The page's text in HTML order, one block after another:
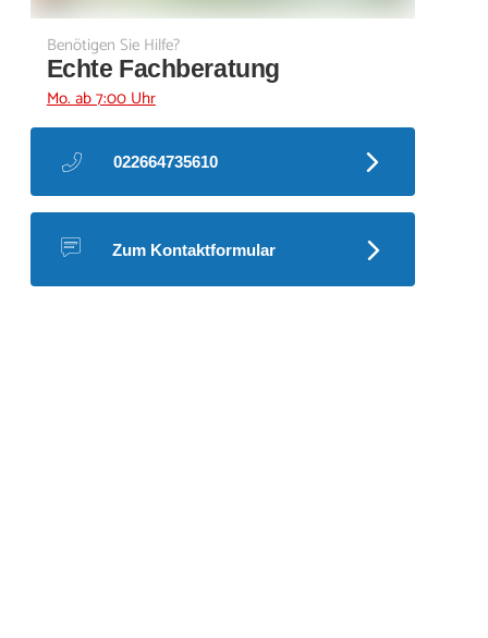
Benötigen Sie Hilfe?
Echte Fachberatung
Mo. ab 7:00 Uhr
022664735610
Zum Kontaktformular